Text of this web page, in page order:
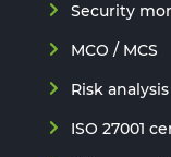
Security
MCO / MCS
Risk analysis
ISO 27001